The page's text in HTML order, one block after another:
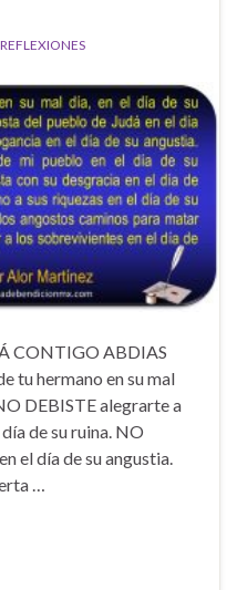
REFLEXIONES
CONTIGO ABDIAS
tu hermano en su mal
DEBISTE alegrarte a
de su ruina. NO
el día de su angustia.
…